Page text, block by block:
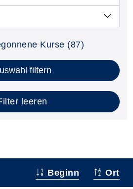
Kurse (87)
filtern
leeren
Beginn Ort